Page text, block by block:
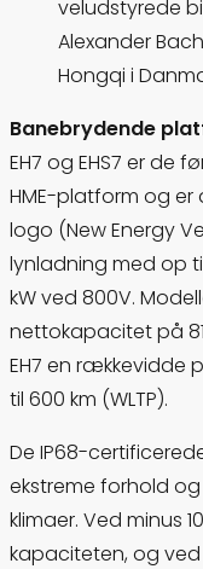
veludstyrede
Alexander
Hongqi i
Banebrydende
EH7 og EHS7 er de
HME-platform og
logo (New Energy
lynladning med op
kW ved 800V.
nettokapacitet på
EH7 en rækkevidde
til 600 km (WLTP).
De IP68-
ekstreme forhold
klimaer. Ved minus
kapaciteten, og